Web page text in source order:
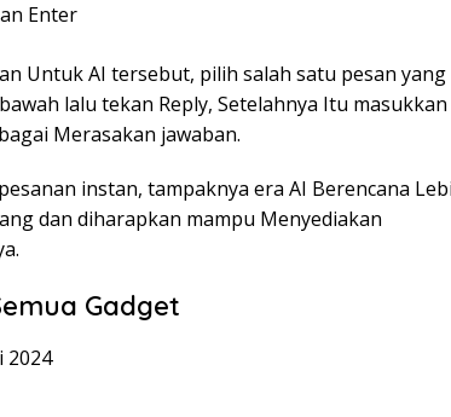
Enter
Untuk AI tersebut, pilih salah satu pesan yang
lalu tekan Reply, Setelahnya Itu masukkan
Merasakan jawaban.
instan, tampaknya era AI Berencana
dan diharapkan mampu Menyediakan
Gadget